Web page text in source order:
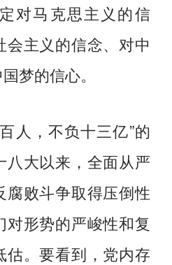
对马克思主义的信
主义的信念、对中
梦的信心。
，不负十三亿”的
八大以来，全面从严
腐败斗争取得压倒性
对形势的严峻性和复
估。要看到，党内存